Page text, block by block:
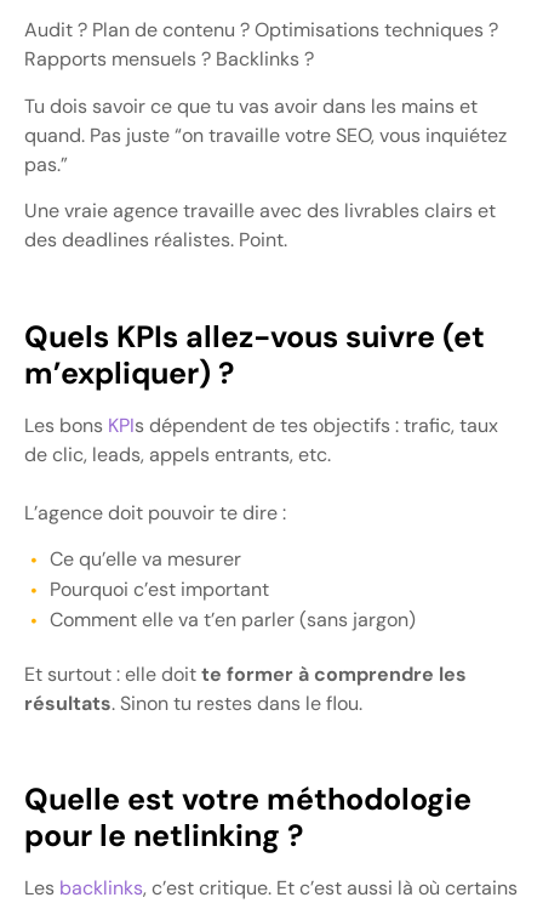
Audit ? Plan de contenu ? Optimisations techniques ?
Rapports mensuels ? Backlinks ?
Tu dois savoir ce que tu vas avoir dans les mains et
quand. Pas juste “on travaille votre SEO, vous inquiétez
pas.”
Une vraie agence travaille avec des livrables clairs et
des deadlines réalistes. Point.
Quels KPIs allez-vous suivre (et
m’expliquer) ?
Les bons KPIs dépendent de tes objectifs : trafic, taux
de clic, leads, appels entrants, etc.
L’agence doit pouvoir te dire :
Ce qu’elle va mesurer
Pourquoi c’est important
Comment elle va t’en parler (sans jargon)
Et surtout : elle doitte former à comprendre les
résultats. Sinon tu restes dans le flou.
Quelle est votre méthodologie
pour le netlinking ?
Les backlinks, c’est critique. Et c’est aussi là où certains